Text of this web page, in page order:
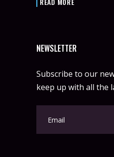
NEWSLETTER
Subscribe to our
keep up with all the